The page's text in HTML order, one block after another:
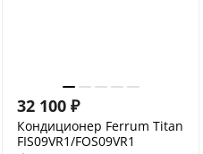
32 100 ₽
Кондиционер Ferrum Titan
FIS09VR1/FOS09VR1